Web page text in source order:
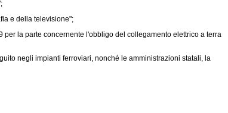
e della televisione";
la parte concernente l'obbligo del collegamento elettrico a terra
negli impianti ferroviari, nonché le amministrazioni statali, la